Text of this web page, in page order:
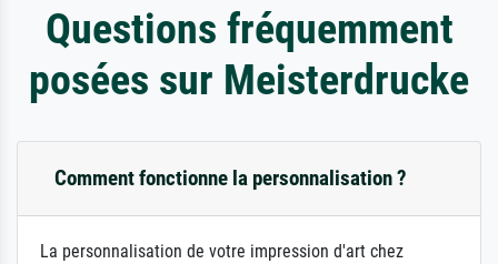
Questions fréquemment
posées sur Meisterdrucke
Comment fonctionne la personnalisation ?
La personnalisation de votre impression d'art chez